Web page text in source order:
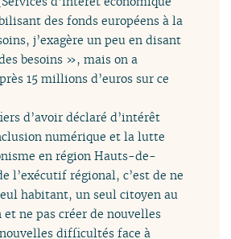
des fonds européens à la
j’exagère un peu en disant
besoins », mais on a
15 millions d’euros sur ce
d’avoir déclaré d’intérêt
numérique et la lutte
en région Hauts-de-
l’exécutif régional, c’est de ne
habitant, un seul citoyen au
ne pas créer de nouvelles
difficultés face à